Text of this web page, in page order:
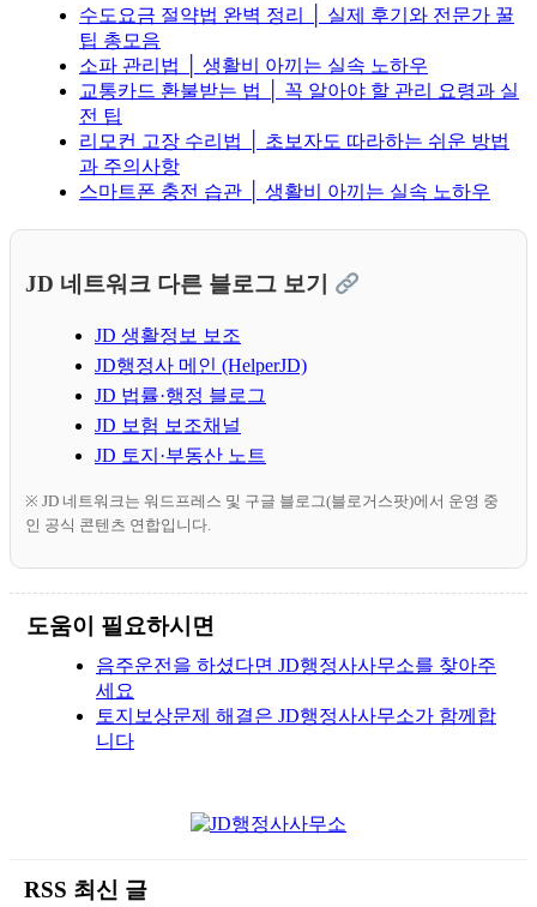
수도요금 절약법 완벽 정리 │ 실제 후기와 전문가 꿀
팁 총모음
소파 관리법 │ 생활비 아끼는 실속 노하우
교통카드 환불받는 법 │ 꼭 알아야 할 관리 요령과 실
전 팁
리모컨 고장 수리법 │ 초보자도 따라하는 쉬운 방법
과 주의사항
스마트폰 충전 습관 │ 생활비 아끼는 실속 노하우
JD 네트워크 다른 블로그 보기
JD 생활정보 보조
JD행정사 메인 (HelperJD)
JD 법률·행정 블로그
JD 보험 보조채널
JD 토지·부동산 노트
※ JD 네트워크는 워드프레스 및 구글 블로그(블로거스팟)에서 운영 중
인 공식 콘텐츠 연합입니다.
도움이 필요하시면
음주운전을 하셨다면 JD행정사사무소를 찾아주
세요
토지보상문제 해결은 JD행정사사무소가 함께합
니다
RSS 최신 글